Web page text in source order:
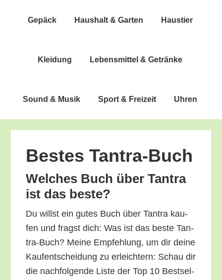
Gepäck Haus­halt & Garten Haus­tier
Klei­dung Lebens­mit­tel & Getränke
Sound & Musik Sport & Freizeit Uhren
Bes­tes Tantra-Buch
Wel­ches Buch über Tan­tra
ist das beste?
Du willst ein gutes Buch über Tan­tra kau­
fen und fragst dich: Was ist das bes­te Tan­
tra-Buch? Mei­ne Emp­feh­lung, um dir dei­ne
Kauf­ent­schei­dung zu erleich­tern: Schau dir
die nach­fol­gen­de Lis­te der Top 10 Best­sel­